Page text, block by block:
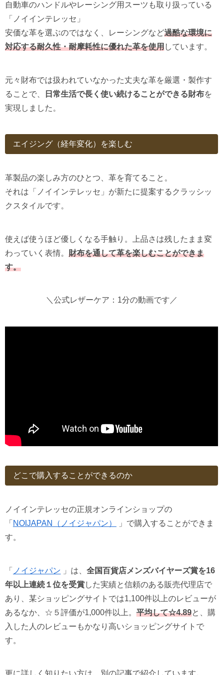
自動車のハンドルやレーシング用スーツも取り扱っている
「ノイインテレッセ」
安価な革を選ぶのではなく、レーシングなど過酷な環境に
対応する耐久性・耐摩耗性に優れた革を使用しています。
元々財布では扱われていなかった丈夫な革を厳選・製作す
ることで、
日常生活で長く使い続けることができる財布を
実現しました。
エイジング（経年変化）を楽しむ
革製品の楽しみ方のひとつ、革を育てること。
それは「ノイインテレッセ」が新たに提案するクラッシッ
クスタイルです。
使えば使うほど優しくなる手触り。上品さは残したまま変
わっていく表情。 財布を通して革を楽しむことができま
す。
＼公式レザーケア：1分の動画です／
どこで購入することができるのか
ノイインテレッセの正規オンラインショップの
「 NOIJAPAN（ノイジャパン）
」で購入することができま
す。
「 ノイジャパン 」は、 全国百貨店メンズバイヤーズ賞を16
年以上連続１位を受賞した実績と信頼のある販売代理店で
あり、某ショッピングサイトでは1,100件以上のレビューが
あるなか、☆５評価が1,000件以上。 平均して☆4.89と、購
入した人のレビューもかなり高いショッピングサイトで
す。
更に詳しく知りたい方は、別の記事で紹介しています。